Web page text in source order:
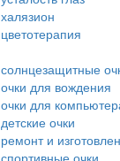
халязион
цветотерапия
солнцезащитные
очки для вождения
очки для
детские очки
ремонт и